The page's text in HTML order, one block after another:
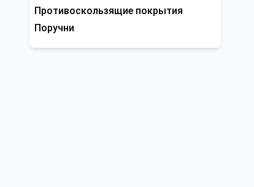
Противоскользящие покрытия
Поручни